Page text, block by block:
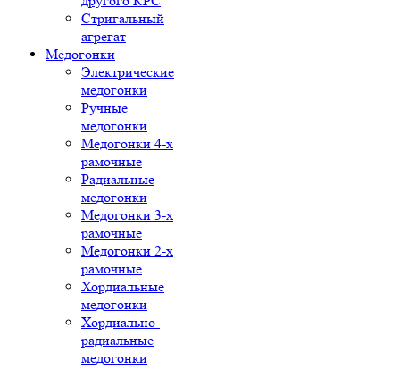
Стригальный
агрегат
Медогонки
Электрические
медогонки
Ручные
медогонки
Медогонки 4-х
рамочные
Радиальные
медогонки
Медогонки 3-х
рамочные
Медогонки 2-х
рамочные
Хордиальные
медогонки
Хордиально-
радиальные
медогонки